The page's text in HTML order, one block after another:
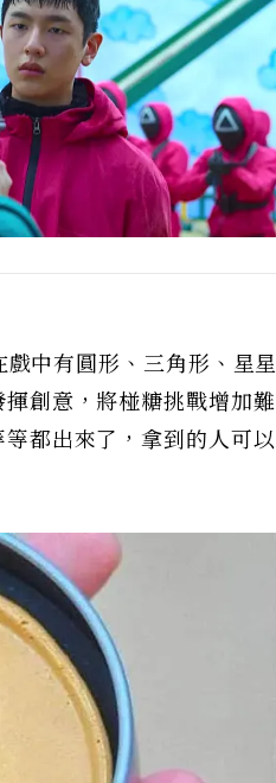
中有圓形、三角形、星星
創意，將椪糖挑戰增加難
都出來了，拿到的人可以